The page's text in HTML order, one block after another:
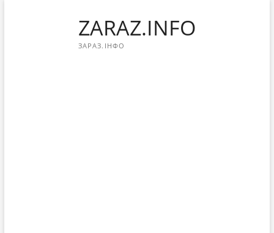
ZARAZ.INFO
ЗАРАЗ.ІНФО